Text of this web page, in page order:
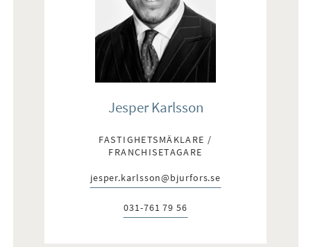
Jesper Karlsson
FASTIGHETSMÄKLARE /
FRANCHISETAGARE
E-post:
jesper.karlsson@bjurfors.se
Telefon:
031-761 79 56